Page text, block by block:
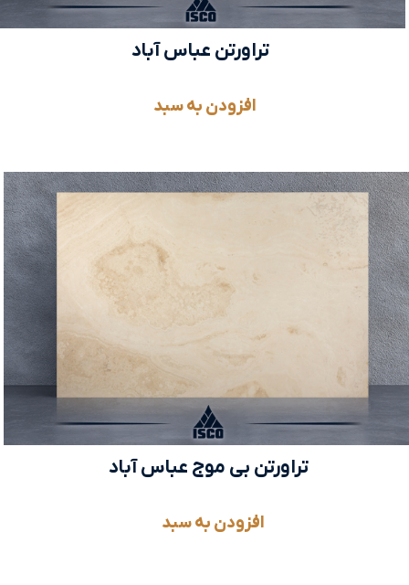
تراورتن عباس آباد
افزودن به سبد
تراورتن بی موج عباس آباد
افزودن به سبد